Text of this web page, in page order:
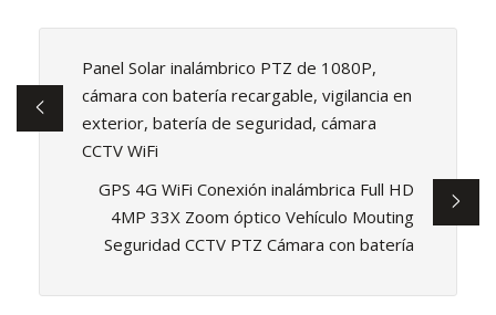
Panel Solar inalámbrico PTZ de 1080P,
cámara con batería recargable, vigilancia en
exterior, batería de seguridad, cámara
CCTV WiFi
GPS 4G WiFi Conexión inalámbrica Full HD
4MP 33X Zoom óptico Vehículo Mouting
Seguridad CCTV PTZ Cámara con batería